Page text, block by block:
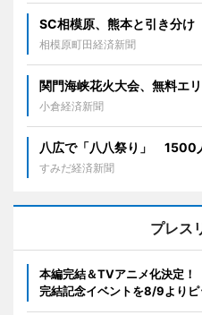
SC相模原、熊本と引き分
相模原町田経済新聞
関門海峡花火大会、無料エ
小倉経済新聞
八広で「八八祭り」 1500
すみだ経済新聞
プレス
本編完結＆TVアニメ化決定！
完結記念イベントを8/9よりピ